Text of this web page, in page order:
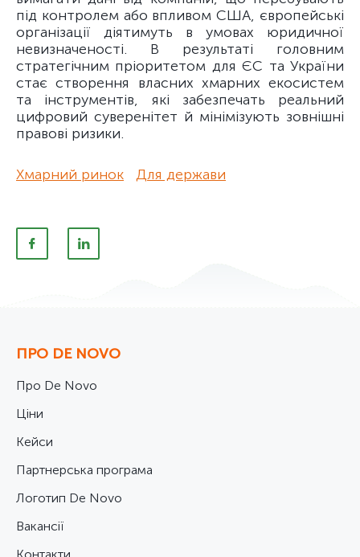
під контролем або впливом США, європейські
організації діятимуть в умовах юридичної
невизначеності. В результаті головним
стратегічним пріоритетом для ЄС та України
стає створення власних хмарних екосистем
та інструментів, які забезпечать реальний
цифровий суверенітет й мінімізують зовнішні
правові ризики.
Хмарний ринок Для держави
ПРО DE NOVO
Про De Novo
Ціни
Кейси
Партнерська програма
Логотип De Novo
Вакансії